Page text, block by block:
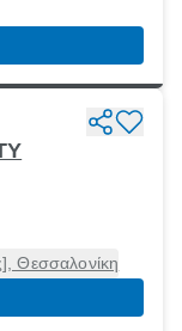
Θεσσαλονίκη